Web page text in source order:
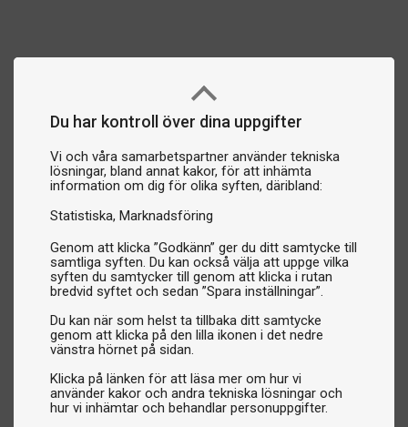
Du har kontroll över dina uppgifter
Vi och våra samarbetspartner använder tekniska
lösningar, bland annat kakor, för att inhämta
information om dig för olika syften, däribland:
Statistiska Marknadsföring
Genom att klicka ”Godkänn” ger du ditt samtycke till
samtliga syften. Du kan också välja att uppge vilka
syften du samtycker till genom att klicka i rutan
bredvid syftet och sedan ”Spara inställningar”.
Du kan när som helst ta tillbaka ditt samtycke
genom att klicka på den lilla ikonen i det nedre
vänstra hörnet på sidan.
Klicka på länken för att läsa mer om hur vi
använder kakor och andra tekniska lösningar och